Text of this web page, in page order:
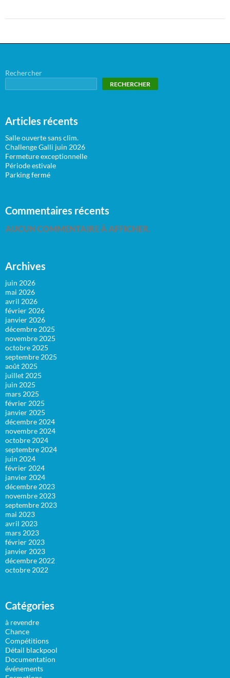
Rechercher
RECHERCHER
Articles récents
Salle ouverte sans clim.
Challenge Galli juin 2026
Fermeture exceptionnelle
Période estivale
Parking fermé
Commentaires récents
AUCUN COMMENTAIRE À AFFICHER.
Archives
juin 2026
mai 2026
avril 2026
février 2026
janvier 2026
décembre 2025
novembre 2025
octobre 2025
septembre 2025
août 2025
juillet 2025
juin 2025
mars 2025
février 2025
janvier 2025
décembre 2024
novembre 2024
octobre 2024
septembre 2024
juin 2024
février 2024
janvier 2024
décembre 2023
novembre 2023
septembre 2023
mai 2023
avril 2023
mars 2023
février 2023
janvier 2023
décembre 2022
octobre 2022
Catégories
à revendre
Chance
Compétitions
Détail blackpool
Documentation
événements